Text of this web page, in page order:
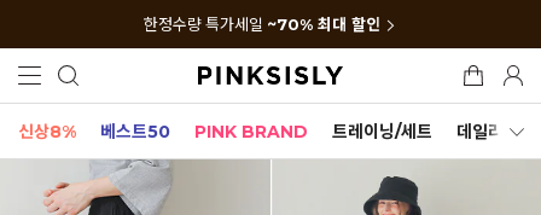
한정수량 특가세일 ~70% 최대 할인
신상8% 베스트50 PINK BRAND 트레이닝/세트 데일리세트